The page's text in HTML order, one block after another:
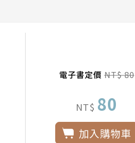
電子書定價NT$ 80
NT$ 80
加入購物車